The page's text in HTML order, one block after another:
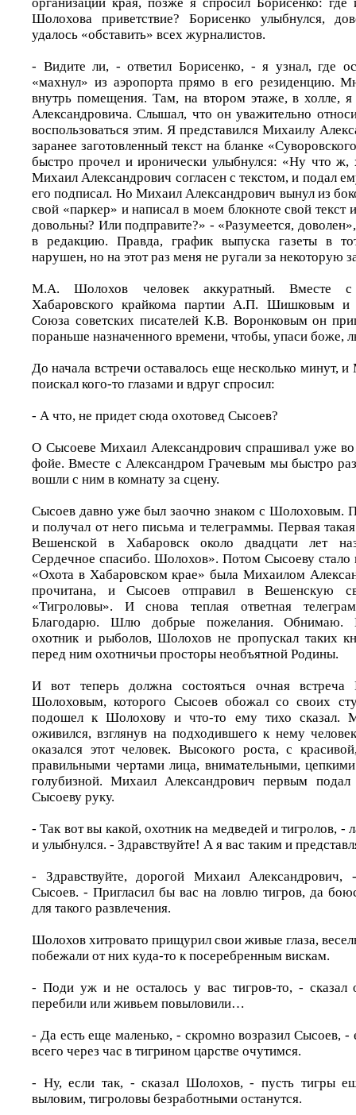
Шолохова приветствие? Борисенко улыбнулся,
удалось «обставить» всех журналистов.
- Видите ли, - ответил Борисенко, - я узнал, где
«махнул» из аэропорта прямо в его резиденцию.
внутрь помещения. Там, на втором этаже, в холле,
Александровича. Слышал, что он уважительно
воспользоваться этим. Я представился Михаилу
заранее заготовленный текст на бланке
быстро прочел и иронически улыбнулся: «Ну что
Михаил Александрович согласен с текстом, и подал
его подписал. Но Михаил Александрович вынул из
свой «паркер» и написал в моем блокноте свой текст
довольны? Или подправите?» - «Разумеется,
в редакцию. Правда, график выпуска газеты в
нарушен, но на этот раз меня не ругали за
М.А. Шолохов человек аккуратный. Вместе с
Хабаровского крайкома партии А.П. Шишковым и
Союза советских писателей К.В. Воронковым он
пораньше назначенного времени, чтобы, упаси боже,
До начала встречи оставалось еще несколько минут,
поискал кого-то глазами и вдруг спросил:
- А что, не придет сюда охотовед Сысоев?
О Сысоеве Михаил Александрович спрашивал уже
фойе. Вместе с Александром Грачевым мы быстро
вошли с ним в комнату за сцену.
Сысоев давно уже был заочно знаком с Шолоховым.
и получал от него письма и телеграммы. Первая
Вешенской в Хабаровск около двадцати лет
Сердечное спасибо. Шолохов». Потом Сысоеву стало
«Охота в Хабаровском крае» была Михаилом
прочитана, и Сысоев отправил в Вешенскую
«Тигроловы». И снова теплая ответная
Благодарю. Шлю добрые пожелания. Обнимаю.
охотник и рыболов, Шолохов не пропускал таких
перед ним охотничьи просторы необъятной Родины.
И вот теперь должна состояться очная
Шолоховым, которого Сысоев обожал со своих
подошел к Шолохову и что-то ему тихо сказал.
оживился, взглянув на подходившего к нему
оказался этот человек. Высокого роста, с
правильными чертами лица, внимательными,
голубизной. Михаил Александрович первым
Сысоеву руку.
- Так вот вы какой, охотник на медведей и тигролов, -
и улыбнулся. - Здравствуйте! А я вас таким и
- Здравствуйте, дорогой Михаил Александрович,
Сысоев. - Пригласил бы вас на ловлю тигров, да
для такого развлечения.
Шолохов хитровато прищурил свои живые глаза,
побежали от них куда-то к посеребренным вискам.
- Поди уж и не осталось у вас тигров-то, - сказал
перебили или живьем повыловили…
- Да есть еще маленько, - скромно возразил Сысоев, -
всего через час в тигрином царстве очутимся.
- Ну, если так, - сказал Шолохов, - пусть тигры
выловим, тигроловы безработными останутся.